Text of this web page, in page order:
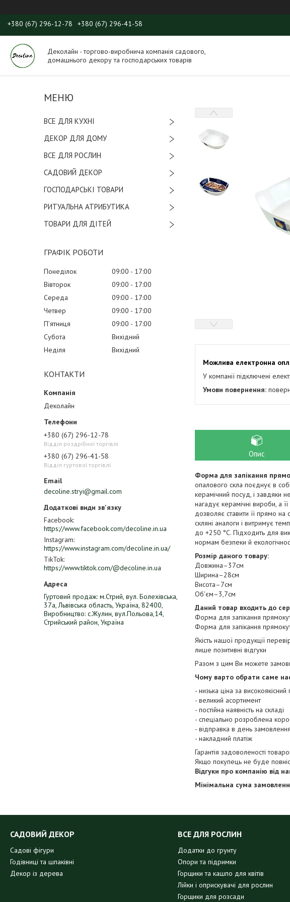
+380 (67) 296-12-78 +380 (67) 296-41-58
Деколайн - торгово-виробнича компанія садового,
домашнього декору та господарських товарів
ВСЕ ДЛЯ КУХНІ
ДЕКОР ДЛЯ ДОМУ
ВСЕ ДЛЯ РОСЛИН
САДОВИЙ ДЕКОР
ГОСПОДАРСЬКІ ТОВАРИ
РИТУАЛЬНА АТРИБУТИКА
ТОВАРИ ДЛЯ ДІТЕЙ
ГРАФІК РОБОТИ
Понеділок 09:00
17:00
Вівторок
09:00
17:00
Середа
09:00
17:00
Четвер
09:00
17:00
Пʼятниця
09:00
17:00
Субота
Вихідний
Неділя
Вихідний
КОНТАКТИ
Деколайн
+380 (67) 296-12-78
Відділ роздрібної торгівлі
+380 (67) 296-41-58
Відділ гуртової торгівлі
decoline.stryi@gmail.com
Facebook
https://www.facebook.com/decoline.in.ua
Instagram
https://www.instagram.com/decoline.in.ua/
TikTok
https://www.tiktok.com/@decoline.in.ua
Гуртовий продаж: м.Стрий, вул. Болехівська,
37а, Львівська область, Україна, 82400,
Виробництво: с.Жулин, вул.Польова,14,
Стрийський район, Україна
У компанії підключені
Опис
Форма для запікання
опалового скла поєднує в собі
керамічний посуд, і завдяки
нагадує керамічні вироби, а
дозволяє ставити її прямо на
скляні аналоги і витримує
до +250 °C. Підходить для
нормам безпеки й
Розмір даного товару:
Довжина–37см
Ширина–28см
Висота–7см
Об'єм–3,7см
Даний товар входить до
Форма для запікання
Форма для запікання
Якість нашої продукції
лише позитивні відгуки
Разом з цим Ви можете
Чому варто обрати саме
- низька ціна за
- великий асортимент
- постійна наявність на складі
- спеціально розроблена
- відправка в день замовлення
- накладний платіж
Гарантія задоволеності
Якщо покупець не буде
Відгуки про компанію від
Мінімальна сума
САДОВИЙ ДЕКОР
Садові фігури
Годівниці та шпаківні
Декор із дерева
ВСЕ ДЛЯ РОСЛИН
Додатки до грунту
Опори та підримки
Горщики та кашпо для квітів
Лійки і оприскувачі для рослин
Горщики для розсади